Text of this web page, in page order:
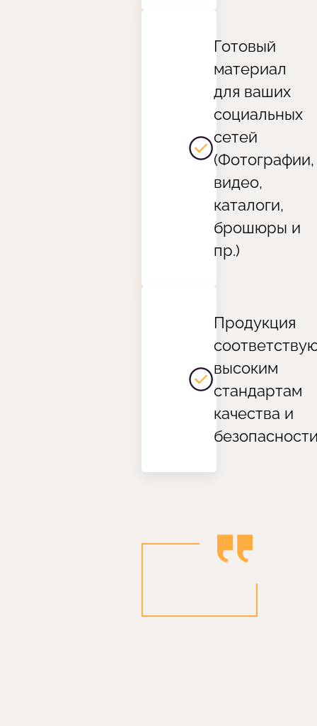
Готовый
материал
для ваших
социальных
сетей
(Фотографии,
видео,
каталоги,
брошюры и
пр.)
Продукция
высоким
стандартам
качества и